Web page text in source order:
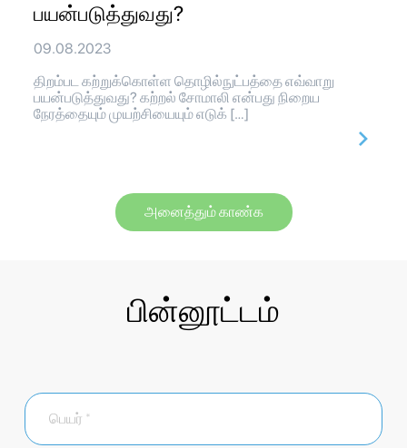
பயன்படுத்துவது?
09.08.2023
திறம்பட கற்றுக்கொள்ள தொழில்நுட்பத்தை எவ்வாறு
பயன்படுத்துவது? கற்றல் சோமாலி என்பது நிறைய
நேரத்தையும் முயற்சியையும் எடுக் […]
அனைத்தும் காண்க
பின்னூட்டம்